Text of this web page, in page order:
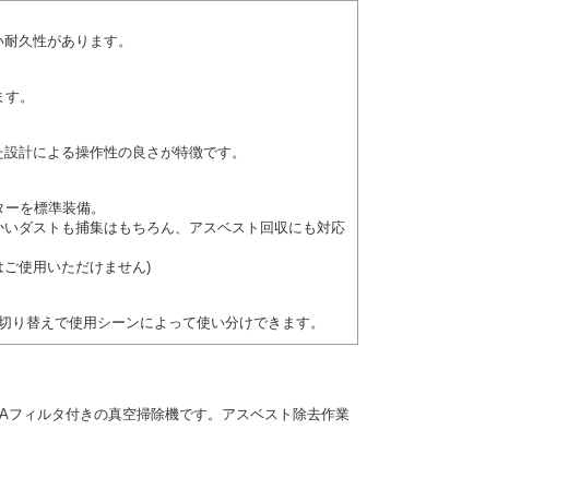
久性があります。
。
計による操作性の良さが特徴です。
を標準装備。
ダストも捕集はもちろん、アスベスト回収にも対応
使用いただけません)
替えで使用シーンによって使い分けできます。
フィルタ付きの真空掃除機です。アスベスト除去作業